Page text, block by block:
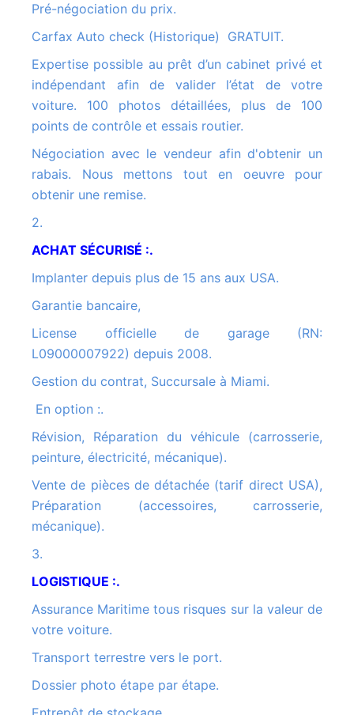
Pré-négociation du prix.
Carfax Auto check (Historique) GRATUIT.
Expertise possible au prêt d’un cabinet privé et
indépendant afin de valider l’état de votre
voiture. 100 photos détaillées, plus de 100
points de contrôle et essais routier.
Négociation avec le vendeur afin d'obtenir un
rabais. Nous mettons tout en oeuvre pour
obtenir une remise.
2.
ACHAT SÉCURISÉ :.
Implanter depuis plus de 15 ans aux USA.
Garantie bancaire,
License officielle de garage (RN:
L09000007922) depuis 2008.
Gestion du contrat, Succursale à Miami.
En option :.
Révision, Réparation du véhicule (carrosserie,
peinture, électricité, mécanique).
Vente de pièces de détachée (tarif direct USA),
Préparation (accessoires, carrosserie,
mécanique).
3.
LOGISTIQUE :.
Assurance Maritime tous risques sur la valeur de
votre voiture.
Transport terrestre vers le port.
Dossier photo étape par étape.